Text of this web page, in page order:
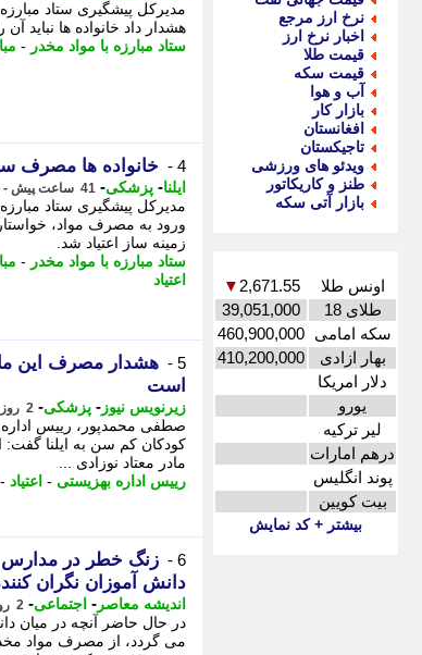
نرخ ارز مرجع
اخبار نرخ ارز
قیمت طلا
قیمت سکه
آب و هوا
بازار کار
افغانستان
تاجیکستان
ویدئو های ورزشی
طنز و کاریکاتور
بازار آتی سکه
اونس طلا 2,671.55
▼
طلای 18
39,051,000
سکه امامی 460,900,000
بهار ازادی
410,200,000
دلار امریکا
یورو
لیر ترکیه
درهم امارات
پوند انگلیس
بیت کویین
بیشتر + کد نمایش
مدیرکل پیشگیری ستاد
هشدار داد خانواده ها نباید
ستاد مبارزه با مواد مخدر -
4 - خانواده ها مصرف
ایلنا- پزشکی- 41 ساعت پیش - چهارشنبه 14 مرداد 1405، 10:32
مدیرکل پیشگیری ستاد
ورود به مصرف مواد،
زمینه ساز اعتیاد شد.
ستاد مبارزه با مواد مخدر -
اعتیاد
5 -
هشدار مصرف این
است
زیرنویس نیوز - پزشکی- 2 روز پیش - سه شنبه 13 مرداد 1405، 20:42
صطفی محمدپور، رییس اداره
کودکان کم سن به ایلنا گفت:
مادر معتاد نوزادی ...
رییس اداره بهزیستی - اعتیاد -
6 -
زنگ خطر در مدارس
دانش آموزان نگران
اندیشه معاصر - اجتماعی- 2 روز پیش - سه شنبه 13 مرداد 1405، 18:58
در حال حاضر آنچه در میان
می گردد، از مصرف مواد